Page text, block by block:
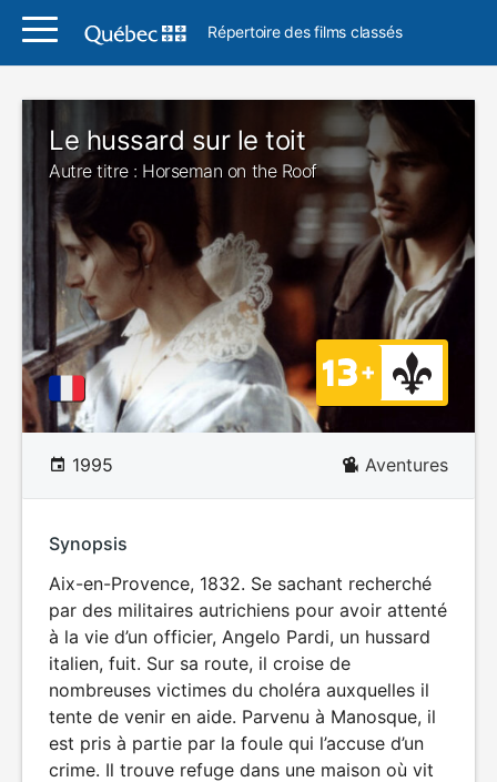
Répertoire des films classés
Le hussard sur le toit
Autre titre : Horseman on the Roof
1995 Aventures
Synopsis
Aix-en-Provence, 1832. Se sachant recherché
par des militaires autrichiens pour avoir attenté
à la vie d’un officier, Angelo Pardi, un hussard
italien, fuit. Sur sa route, il croise de
nombreuses victimes du choléra auxquelles il
tente de venir en aide. Parvenu à Manosque, il
est pris à partie par la foule qui l’accuse d’un
crime. Il trouve refuge dans une maison où vit